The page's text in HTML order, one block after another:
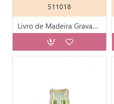
511018
Livro de Madeira Gravado a Fogo Mini